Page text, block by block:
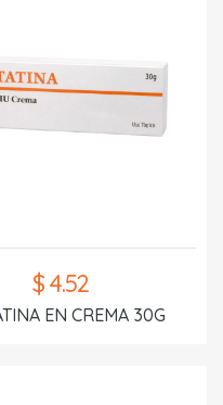
$ 4.52
EN CREMA 30G